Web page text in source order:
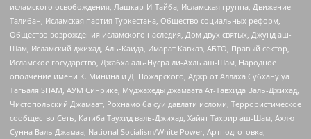
исламского освобождения, Лашкар-И-Тайба, Исламская группа, Движение
Талибан, Исламская партия Туркестана, Общество социальных реформ,
Общество возрождения исламского наследия, Дом двух святых, Джунд аш-
Шам, Исламский джихад, Аль-Каида, Имарат Кавказ, АБТО, Правый сектор,
Исламское государство, Джабха аль-Нусра ли-Ахль аш-Шам, Народное
ополчение имени К. Минина и Д. Пожарского, Аджр от Аллаха Субхану уа
Тагьаля SHAM, АУМ Синрике, Муджахеды джамаата Ат-Тавхида Валь-Джихад,
Чистопольский Джамаат, Рохнамо ба суи давлати исломи, Террористическое
сообщество Сеть, Катиба Таухид валь-Джихад, Хайят Тахрир аш-Шам, Ахлю
Сунна Валь Джамаа, National Socialism/White Power, Артподготовка,